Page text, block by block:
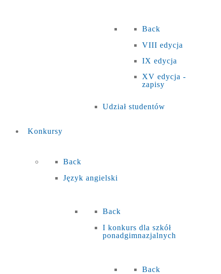
Back
VIII edycja
IX edycja
XV edycja -
zapisy
Udział studentów
Konkursy
Back
Język angielski
Back
I konkurs dla szkół
ponadgimnazjalnych
Back